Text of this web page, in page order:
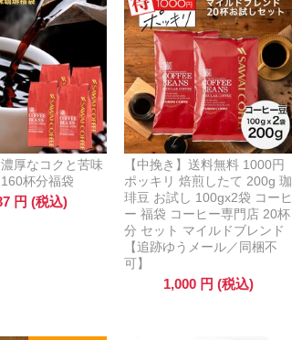
厚なコクと苦味
杯分福袋
円 (税込)
【中挽き】送料無料 1000円
ポッキリ 焙煎したて 200g 珈
琲豆 お試し 100gx2袋 コーヒ
ー 福袋 コーヒー専門店 20杯
分 セット マイルドブレンド
【追跡ゆうメール／同梱不
可】
1,000 円 (税込)